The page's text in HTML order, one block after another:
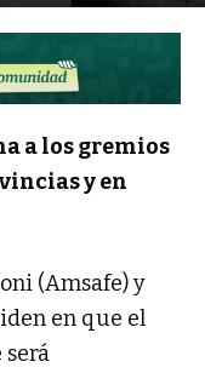
a los gremios
y en
(Amsafe) y
en que el